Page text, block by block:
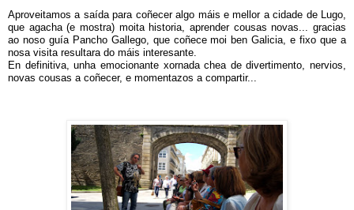
Aproveitamos a saída para coñecer algo máis e mellor a cidade de Lugo,
que agacha (e mostra) moita historia, aprender cousas novas... gracias
ao noso guía Pancho Gallego, que coñece moi ben Galicia, e fixo que a
nosa visita resultara do máis interesante.
En definitiva, unha emocionante xornada chea de divertimento, nervios,
novas cousas a coñecer, e momentazos a compartir...